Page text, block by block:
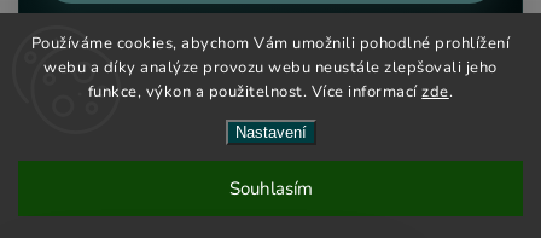
Používáme cookies, abychom Vám umožnili pohodlné prohlížení
webu a díky analýze provozu webu neustále zlepšovali jeho
funkce, výkon a použitelnost. Více informacízde.
Nastavení
Souhlasím
Nové kouřové dipy maďarské značky CCT Master nově na
českém a slovenském trhu. Velký výběr barev a příchutí již
skladem.
Copyright 2026Big Carp. Všechna práva vyhrazena.
VytvořilShoptet| Design